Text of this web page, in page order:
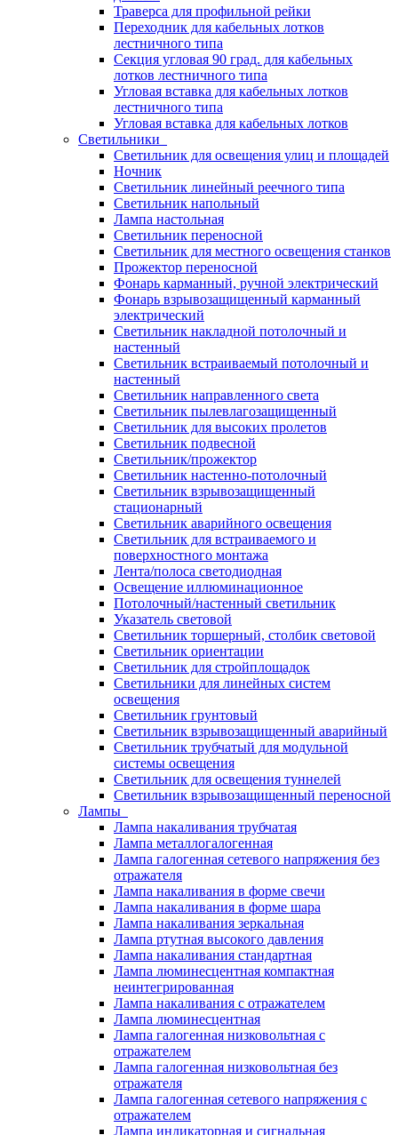
Траверса для профильной рейки
Переходник для кабельных лотков
лестничного типа
Секция угловая 90 град. для кабельных
лотков лестничного типа
Угловая вставка для кабельных лотков
лестничного типа
Угловая вставка для кабельных лотков
Светильники
Светильник для освещения улиц и площадей
Ночник
Светильник линейный реечного типа
Светильник напольный
Лампа настольная
Светильник переносной
Светильник для местного освещения станков
Прожектор переносной
Фонарь карманный, ручной электрический
Фонарь взрывозащищенный карманный
электрический
Светильник накладной потолочный и
настенный
Светильник встраиваемый потолочный и
настенный
Светильник направленного света
Светильник пылевлагозащищенный
Светильник для высоких пролетов
Светильник подвесной
Светильник/прожектор
Светильник настенно-потолочный
Светильник взрывозащищенный
стационарный
Светильник аварийного освещения
Светильник для встраиваемого и
поверхностного монтажа
Лента/полоса светодиодная
Освещение иллюминационное
Потолочный/настенный светильник
Указатель световой
Светильник торшерный, столбик световой
Светильник ориентации
Светильник для стройплощадок
Светильники для линейных систем
освещения
Светильник грунтовый
Светильник взрывозащищенный аварийный
Светильник трубчатый для модульной
системы освещения
Светильник для освещения туннелей
Светильник взрывозащищенный переносной
Лампы
Лампа накаливания трубчатая
Лампа металлогалогенная
Лампа галогенная сетевого напряжения без
отражателя
Лампа накаливания в форме свечи
Лампа накаливания в форме шара
Лампа накаливания зеркальная
Лампа ртутная высокого давления
Лампа накаливания стандартная
Лампа люминесцентная компактная
неинтегрированная
Лампа накаливания с отражателем
Лампа люминесцентная
Лампа галогенная низковольтная с
отражателем
Лампа галогенная низковольтная без
отражателя
Лампа галогенная сетевого напряжения с
отражателем
Лампа индикаторная и сигнальная